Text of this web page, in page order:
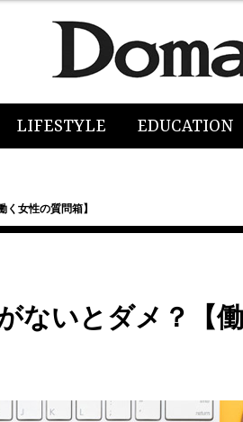
LIFESTYLE EDUCATION
女性の質問箱】
ないとダメ？【